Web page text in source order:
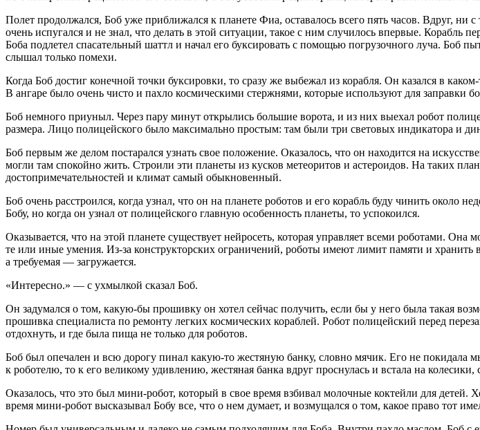
Полет продолжался, Боб уже приближался к планете Фиа, оставалось всего пять часов. Вдруг, ни
очень испугался и не знал, что делать в этой ситуации, такое с ним случилось впервые.
Боба подлетел спасательный шаттл и начал его буксировать с помощью погрузочного луча. Боб
слышал только помехи.
Когда Боб достиг конечной точки буксировки, то сразу же выбежал из корабля. Он казался в
В ангаре было очень чисто и пахло космическими стержнями, которые используют для заправки
Боб немного приуныл. Через пару минут открылись большие ворота, и из них выехал робот
размера. Лицо полицейского было максимально простым: там были три световых индикатора и
Боб первым же делом постарался узнать свое положение. Оказалось, что он находится на
могли там спокойно жить. Строили эти планеты из кусков метеоритов и астероидов. На таких
достопримечательностей и климат самый обыкновенный.
Боб очень расстроился, когда узнал, что он на планете роботов и его корабль буду чинить около
Бобу, но когда он узнал от полицейского главную особенность планеты, то успокоился.
Оказывается, что на этой планете существует нейросеть, которая управляет всеми роботами.
те или иные умения. Из-за конструкторских ограничений, роботы имеют лимит памяти и хранить
а требуемая — загружается.
«Интересно.» — с ухмылкой сказал Боб.
Он задумался о том, какую-бы прошивку он хотел сейчас получить, если бы у него была такая
прошивка специалиста по ремонту легких космических кораблей. Робот полицейский перед
отдохнуть, и где была пища не только для роботов.
Боб был опечален и всю дорогу пинал какую-то жестяную банку, словно мячик. Его не покидала
к роботелю, то к его великому удивлению, жестяная банка вдруг проснулась и встала на колесики,
Оказалось, что это был мини-робот, который в свое время взбивал молочные коктейли для детей.
время мини-робот высказывал Бобу все, что о нем думает, и возмущался о том, какое право тот